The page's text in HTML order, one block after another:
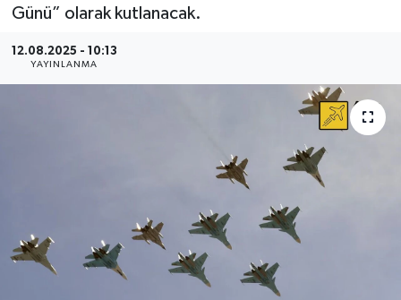
Günü” olarak kutlanacak.
12.08.2025 - 10:13
YAYINLANMA